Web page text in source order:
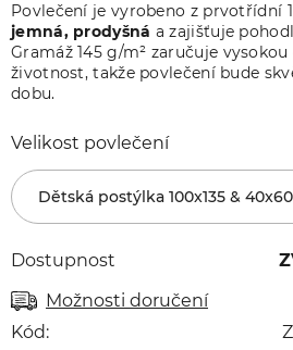
Povlečení je vyrobeno z prvotřídní
jemná, prodyšná a zajišťuje
Gramáž 145 g/m² zaručuje
životnost, takže povlečení bude
dobu.
Velikost povlečení
Dostupnost
Možnosti doručení
Kód: